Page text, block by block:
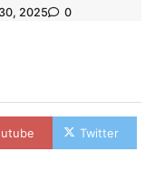
2025 0
Twitter